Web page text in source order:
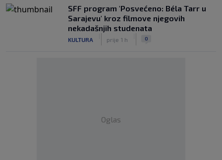
SFF program 'Posvećeno: Béla Tarr u
Sarajevu' kroz filmove njegovih
nekadašnjih studenata
KULTURA prije 1 h 0
Oglas